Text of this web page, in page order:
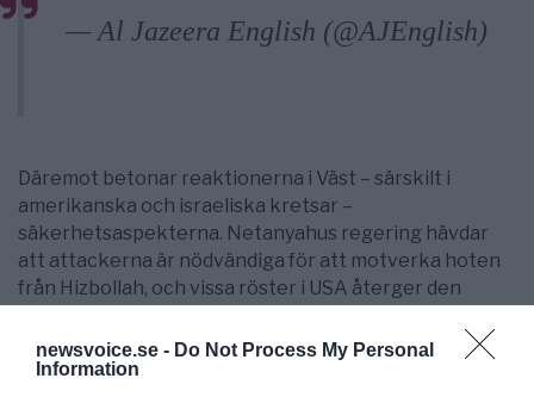
newsvoice.se - Do Not Process My Personal
Information
— Al Jazeera English (@AJEnglish)
Däremot betonar reaktionerna i Väst – särskilt i
amerikanska och israeliska kretsar –
säkerhetsaspekterna. Netanyahus regering hävdar
att attackerna är nödvändiga för att motverka hoten
från Hizbollah, och vissa röster i USA återger den
överhuvudtaget förhandla med Iran.